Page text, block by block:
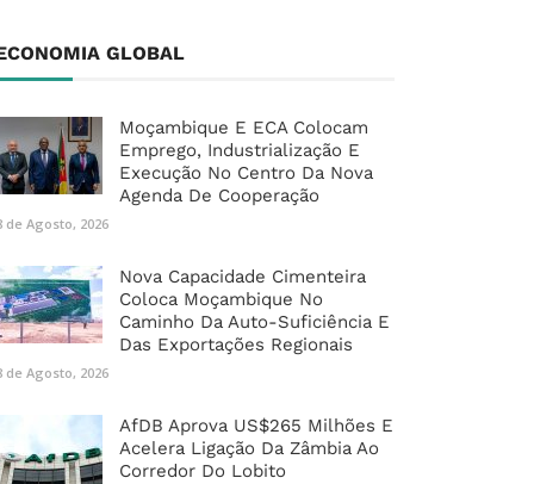
GLOBAL
Moçambique E ECA Colocam
Emprego, Industrialização E
Execução No Centro Da Nova
Agenda De Cooperação
de Agosto, 2026
Nova Capacidade Cimenteira
Coloca Moçambique No
Caminho Da Auto-Suficiência E
Das Exportações Regionais
de Agosto, 2026
AfDB Aprova US$265 Milhões E
Acelera Ligação Da Zâmbia Ao
Corredor Do Lobito